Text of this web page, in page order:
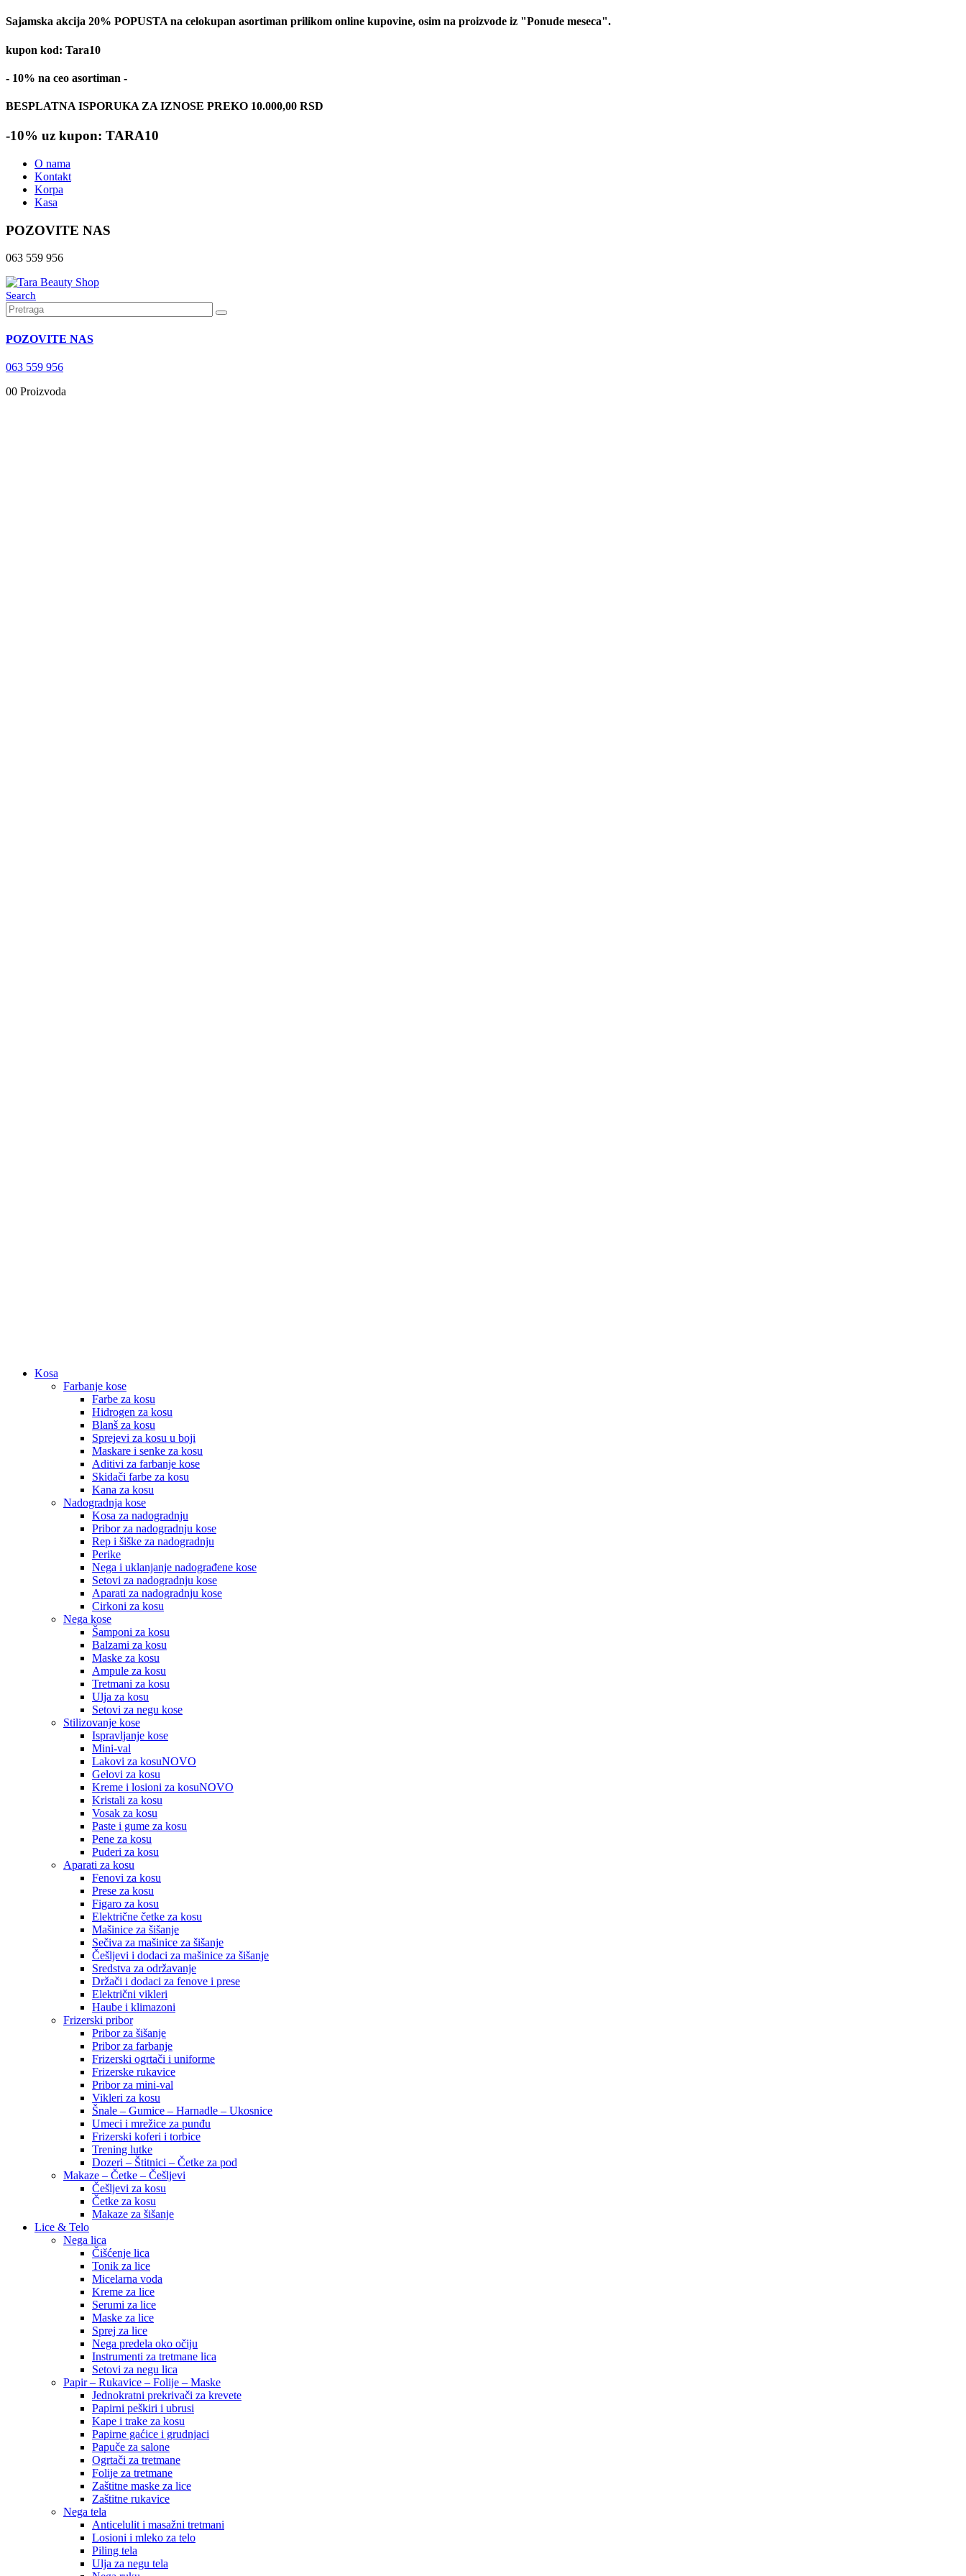
Sajamska akcija 20% POPUSTA na celokupan asortiman prilikom online kupovine, osim na proizvode iz "Ponude meseca".
kupon kod: Tara10
- 10% na ceo asortiman -
BESPLATNA ISPORUKA ZA IZNOSE PREKO 10.000,00 RSD
-10% uz kupon: TARA10
O nama
Kontakt
Korpa
Kasa
POZOVITE NAS
063 559 956
Search
POZOVITE NAS
063 559 956
00 Proizvoda
Kosa
Farbanje kose
Farbe za kosu
Hidrogen za kosu
Blanš za kosu
Sprejevi za kosu u boji
Maskare i senke za kosu
Aditivi za farbanje kose
Skidači farbe za kosu
Kana za kosu
Nadogradnja kose
Kosa za nadogradnju
Pribor za nadogradnju kose
Rep i šiške za nadogradnju
Perike
Nega i uklanjanje nadograđene kose
Setovi za nadogradnju kose
Aparati za nadogradnju kose
Cirkoni za kosu
Nega kose
Šamponi za kosu
Balzami za kosu
Maske za kosu
Ampule za kosu
Tretmani za kosu
Ulja za kosu
Setovi za negu kose
Stilizovanje kose
Ispravljanje kose
Mini-val
Lakovi za kosuNOVO
Gelovi za kosu
Kreme i losioni za kosuNOVO
Kristali za kosu
Vosak za kosu
Paste i gume za kosu
Pene za kosu
Puderi za kosu
Aparati za kosu
Fenovi za kosu
Prese za kosu
Figaro za kosu
Električne četke za kosu
Mašinice za šišanje
Sečiva za mašinice za šišanje
Češljevi i dodaci za mašinice za šišanje
Sredstva za održavanje
Držači i dodaci za fenove i prese
Električni vikleri
Haube i klimazoni
Frizerski pribor
Pribor za šišanje
Pribor za farbanje
Frizerski ogrtači i uniforme
Frizerske rukavice
Pribor za mini-val
Vikleri za kosu
Šnale – Gumice – Harnadle – Ukosnice
Umeci i mrežice za punđu
Frizerski koferi i torbice
Trening lutke
Dozeri – Štitnici – Četke za pod
Makaze – Četke – Češljevi
Češljevi za kosu
Četke za kosu
Makaze za šišanje
Lice & Telo
Nega lica
Čišćenje lica
Tonik za lice
Micelarna voda
Kreme za lice
Serumi za lice
Maske za lice
Sprej za lice
Nega predela oko očiju
Instrumenti za tretmane lica
Setovi za negu lica
Papir – Rukavice – Folije – Maske
Jednokratni prekrivači za krevete
Papirni peškiri i ubrusi
Kape i trake za kosu
Papirne gaćice i grudnjaci
Papuče za salone
Ogrtači za tretmane
Folije za tretmane
Zaštitne maske za lice
Zaštitne rukavice
Nega tela
Anticelulit i masažni tretmani
Losioni i mleko za telo
Piling tela
Ulja za negu tela